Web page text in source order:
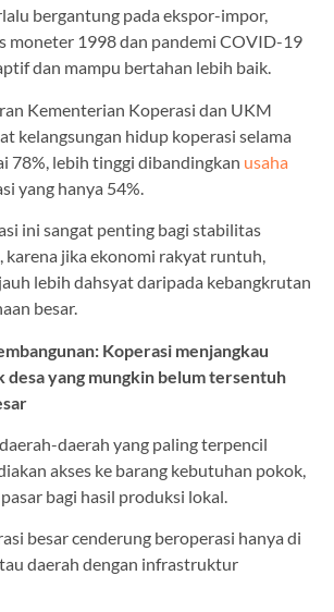
bergantung pada ekspor-impor,
moneter 1998 dan pandemi COVID-19
dan mampu bertahan lebih baik.
Kementerian Koperasi dan UKM
kelangsungan hidup koperasi selama
78%, lebih tinggi dibandingkan usaha
yang hanya 54%.
ini sangat penting bagi stabilitas
karena jika ekonomi rakyat runtuh,
lebih dahsyat daripada kebangkrutan
besar.
Koperasi menjangkau
desa yang mungkin belum tersentuh
daerah yang paling terpencil
akses ke barang kebutuhan pokok,
bagi hasil produksi lokal.
besar cenderung beroperasi hanya di
daerah dengan infrastruktur